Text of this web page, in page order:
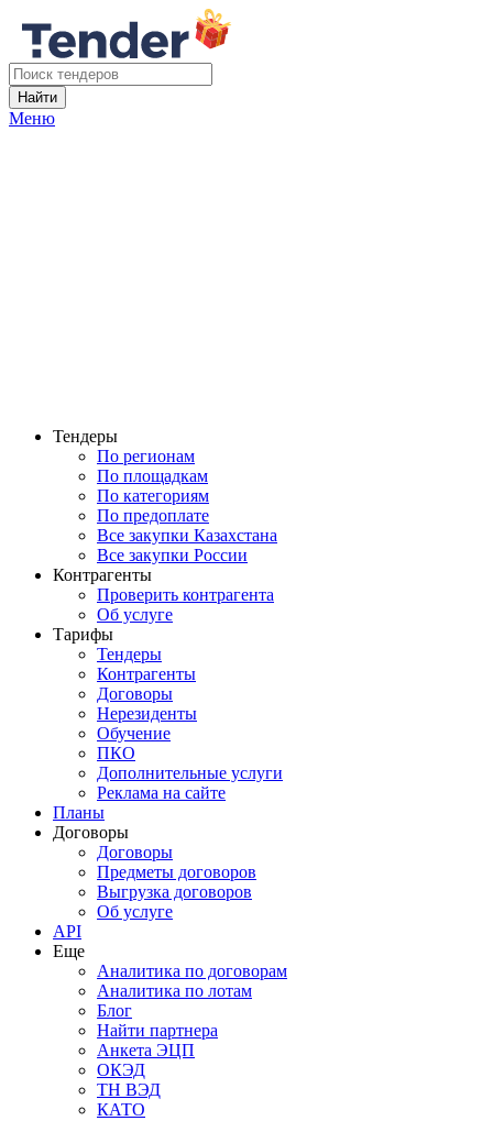
Найти
Меню
Тендеры
По регионам
По площадкам
По категориям
По предоплате
Все закупки Казахстана
Все закупки России
Контрагенты
Проверить контрагента
Об услуге
Тарифы
Тендеры
Контрагенты
Договоры
Нерезиденты
Обучение
ПКО
Дополнительные услуги
Реклама на сайте
Планы
Договоры
Договоры
Предметы договоров
Выгрузка договоров
Об услуге
API
Еще
Аналитика по договорам
Аналитика по лотам
Блог
Найти партнера
Анкета ЭЦП
ОКЭД
ТН ВЭД
КАТО